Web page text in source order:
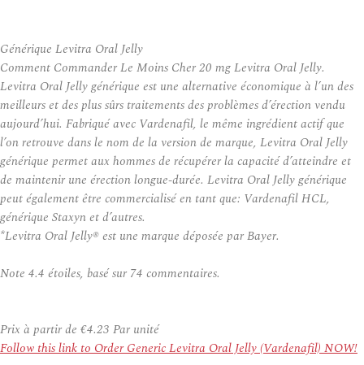
Générique Levitra Oral Jelly
Comment Commander Le Moins Cher 20 mg Levitra Oral Jelly.
Levitra Oral Jelly générique est une alternative économique à l’un des
meilleurs et des plus sûrs traitements des problèmes d’érection vendu
aujourd’hui. Fabriqué avec Vardenafil, le même ingrédient actif que
l’on retrouve dans le nom de la version de marque, Levitra Oral Jelly
générique permet aux hommes de récupérer la capacité d’atteindre et
de maintenir une érection longue-durée. Levitra Oral Jelly générique
peut également être commercialisé en tant que: Vardenafil HCL,
générique Staxyn et d’autres.
*Levitra Oral Jelly® est une marque déposée par Bayer.
Note 4.4 étoiles, basé sur 74 commentaires.
Prix à partir de €4.23 Par unité
Follow this link to Order Generic Levitra Oral Jelly (Vardenafil) NOW!